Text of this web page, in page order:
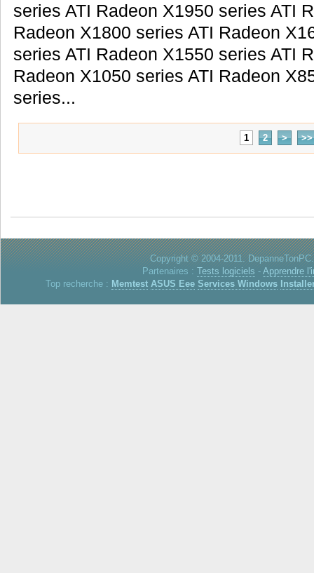
series ATI Radeon X1950 series ATI
Radeon X1800 series ATI Radeon
series ATI Radeon X1550 series ATI
Radeon X1050 series ATI Radeon
series...
1 2 > >>
Copyright © 2004-2011.
Partenaires : Tests logiciels - Apprendre
Top recherche : Memtest ASUS Eee Services Windows